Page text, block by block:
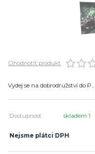
Ohodnotit produkt
Vydej se na dobrodružství do P...
Dostupnost skladem 1
Nejsme plátci DPH